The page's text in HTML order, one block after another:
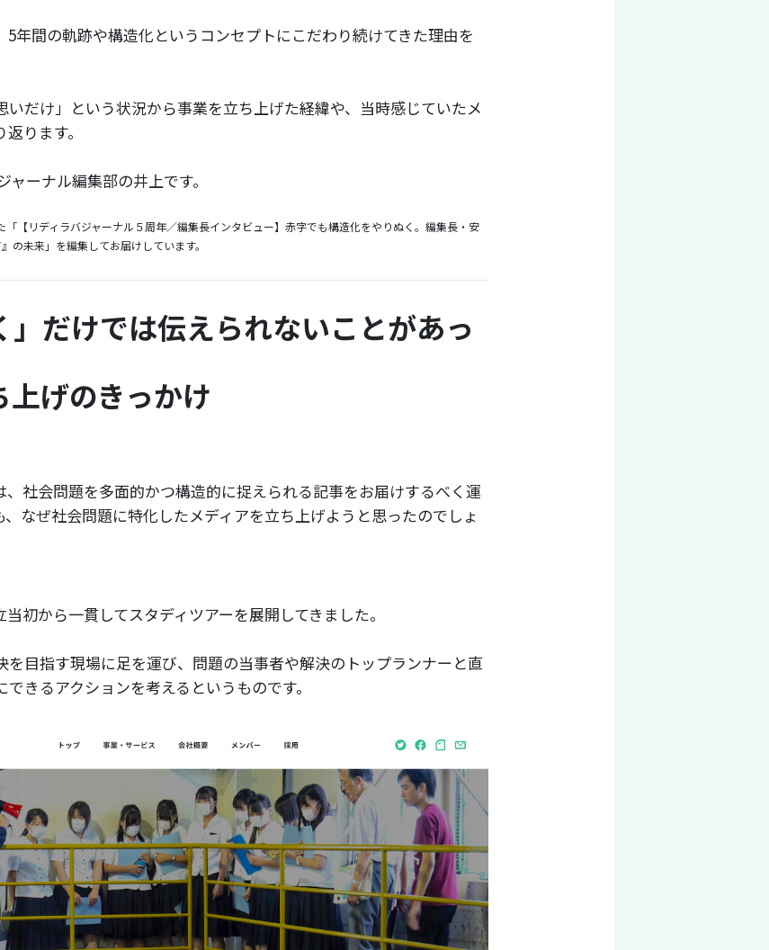
5年間の軌跡や構造化というコンセプトにこだわり続けてきた理由を
いだけ」という状況から事業を立ち上げた経緯や、当時感じていたメ
ります。
ーナル編集部の井上です。
【リディラバジャーナル５周年／編集長インタビュー】赤字でも構造化をやりぬく。編集長・安
の未来」を編集してお届けしています。
」だけでは伝えられないことがあっ
上げのきっかけ
、社会問題を多面的かつ構造的に捉えられる記事をお届けするべく運
なぜ社会問題に特化したメディアを立ち上げようと思ったのでしょ
初から一貫してスタディツアーを展開してきました。
を目指す現場に足を運び、問題の当事者や解決のトップランナーと直
きるアクションを考えるというものです。